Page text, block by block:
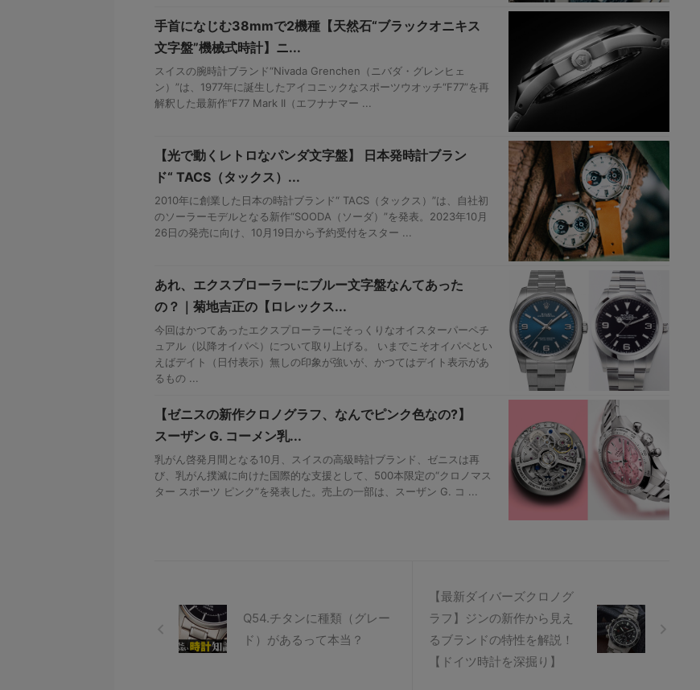
手首になじむ38mmで2機種【天然石“ブラックオニキス
文字盤”機械式時計】ニ...
スイスの腕時計ブランド“Nivada Grenchen（ニバダ・グレンヒェ
ン）”は、1977年に誕生したアイコニックなスポーツウオッチ“F77”を再
解釈した最新作“F77 Mark II（エフナナマー ...
【光で動くレトロなパンダ文字盤】 日本発時計ブラン
ド“ TACS（タックス）...
2010年に創業した日本の時計ブランド“ TACS（タックス）”は、自社初
のソーラーモデルとなる新作“SOODA（ソーダ）”を発表。2023年10月
26日の発売に向け、10月19日から予約受付をスター ...
あれ、エクスプローラーにブルー文字盤なんてあった
の？｜菊地吉正の【ロレックス...
今回はかつてあったエクスプローラーにそっくりなオイスターパーペチ
ュアル（以降オイパペ）について取り上げる。 いまでこそオイパペとい
えばデイト（日付表示）無しの印象が強いが、かつてはデイト表示があ
るもの ...
【ゼニスの新作クロノグラフ、なんでピンク色なの?】
スーザン G. コーメン乳...
乳がん啓発月間となる10月、スイスの高級時計ブランド、ゼニスは再
び、乳がん撲滅に向けた国際的な支援として、500本限定の“クロノマス
ター スポーツ ピンク”を発表した。売上の一部は、スーザン G. コ ...
Q54.チタンに種類（グレー
ド）があるって本当？
【最新ダイバーズクロノグ
ラフ】ジンの新作から見え
るブランドの特性を解説！
【ドイツ時計を深掘り】